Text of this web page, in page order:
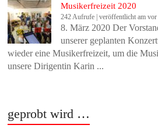
Musikerfreizeit 2020
242 Aufrufe |veröffentlicht am vor
8. März 2020 Der
unserer geplanten
wieder eine Musikerfreizeit, um die
unsere Dirigentin Karin ...
geprobt wird …